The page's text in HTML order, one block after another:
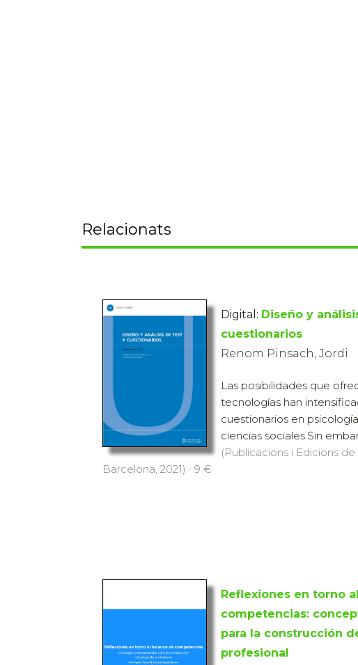
Relacionats
Digital: Diseño y
cuestionarios
Renom Pinsach, Jordi
Las posibilidades que
tecnologías han
cuestionarios en
ciencias sociales.Sin
(Publicacions i Edicions
Barcelona, 2021) · 9 €
Reflexiones en torno
competencias:
para la construcción
profesional